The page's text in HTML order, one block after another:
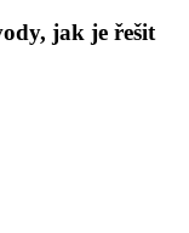
jak je řešit